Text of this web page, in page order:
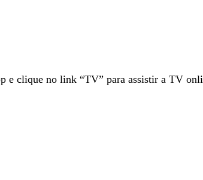
e clique no link “TV” para assistir a TV